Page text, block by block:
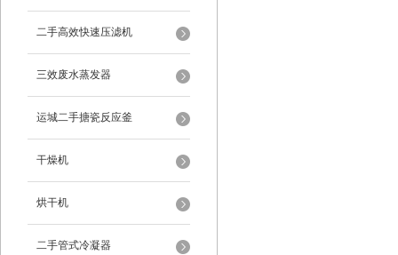
二手高效快速压滤机
三效废水蒸发器
运城二手搪瓷反应釜
干燥机
烘干机
二手管式冷凝器